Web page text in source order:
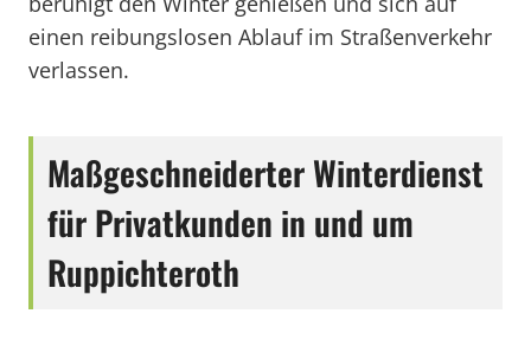
einen reibungslosen Ablauf im Straßenverkehr
verlassen.
Maßgeschneiderter Winterdienst
für Privatkunden in und um
Ruppichteroth